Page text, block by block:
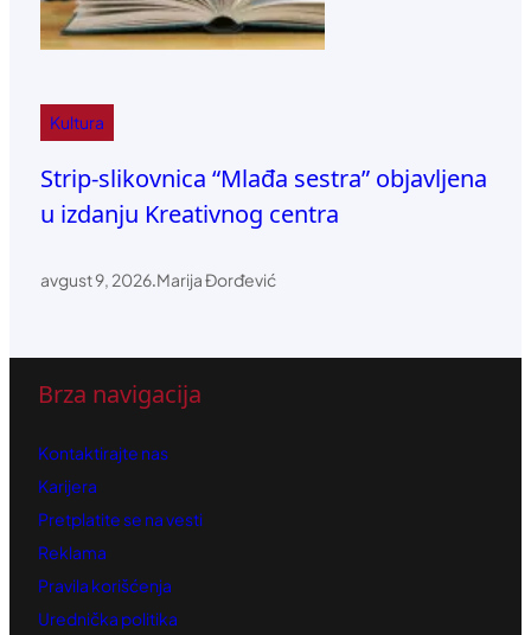
Kultura
Strip-slikovnica “Mlađa sestra” objavljena
u izdanju Kreativnog centra
avgust 9, 2026.Marija Đorđević
Brza navigacija
Kontaktirajte nas
Karijera
Pretplatite se na vesti
Reklama
Pravila korišćenja
Urednička politika